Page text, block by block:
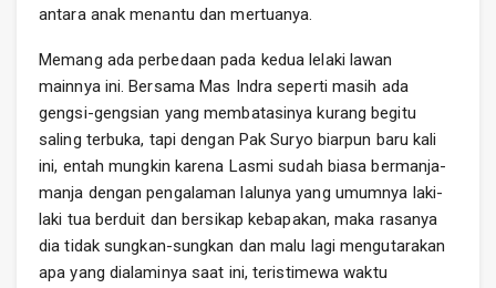
antara anak menantu dan mertuanya.
Memang ada perbedaan pada kedua lelaki lawan
mainnya ini. Bersama Mas Indra seperti masih ada
gengsi-gengsian yang membatasinya kurang begitu
saling terbuka, tapi dengan Pak Suryo biarpun baru kali
ini, entah mungkin karena Lasmi sudah biasa bermanja-
manja dengan pengalaman lalunya yang umumnya laki-
laki tua berduit dan bersikap kebapakan, maka rasanya
dia tidak sungkan-sungkan dan malu lagi mengutarakan
apa yang dialaminya saat ini, teristimewa waktu